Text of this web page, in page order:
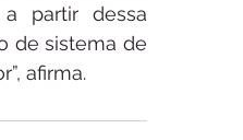
a partir dessa
de sistema de
afirma.